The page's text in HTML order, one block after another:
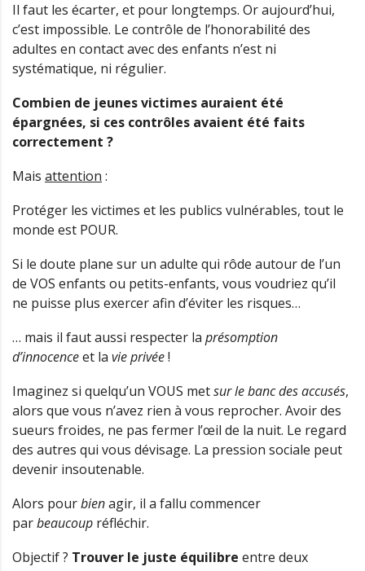
Il faut les écarter, et pour longtemps. Or aujourd’hui,
c’est impossible. Le contrôle de l’honorabilité des
adultes en contact avec des enfants n’est ni
systématique, ni régulier.
Combien de jeunes victimes auraient été
épargnées, si ces contrôles avaient été faits
correctement ?
Mais attention :
Protéger les victimes et les publics vulnérables, tout le
monde est POUR.
Si le doute plane sur un adulte qui rôde autour de l’un
de VOS enfants ou petits-enfants, vous voudriez qu’il
ne puisse plus exercer afin d’éviter les risques…
… mais il faut aussi respecter la présomption
d’innocenceet la vie privée!
Imaginez si quelqu’un VOUS metsur le banc des accusés,
alors que vous n’avez rien à vous reprocher. Avoir des
sueurs froides, ne pas fermer l’œil de la nuit. Le regard
des autres qui vous dévisage. La pression sociale peut
devenir insoutenable.
Alors pourbienagir, il a fallu commencer
parbeaucoup réfléchir.
Objectif ? Trouver le juste équilibre entre deux